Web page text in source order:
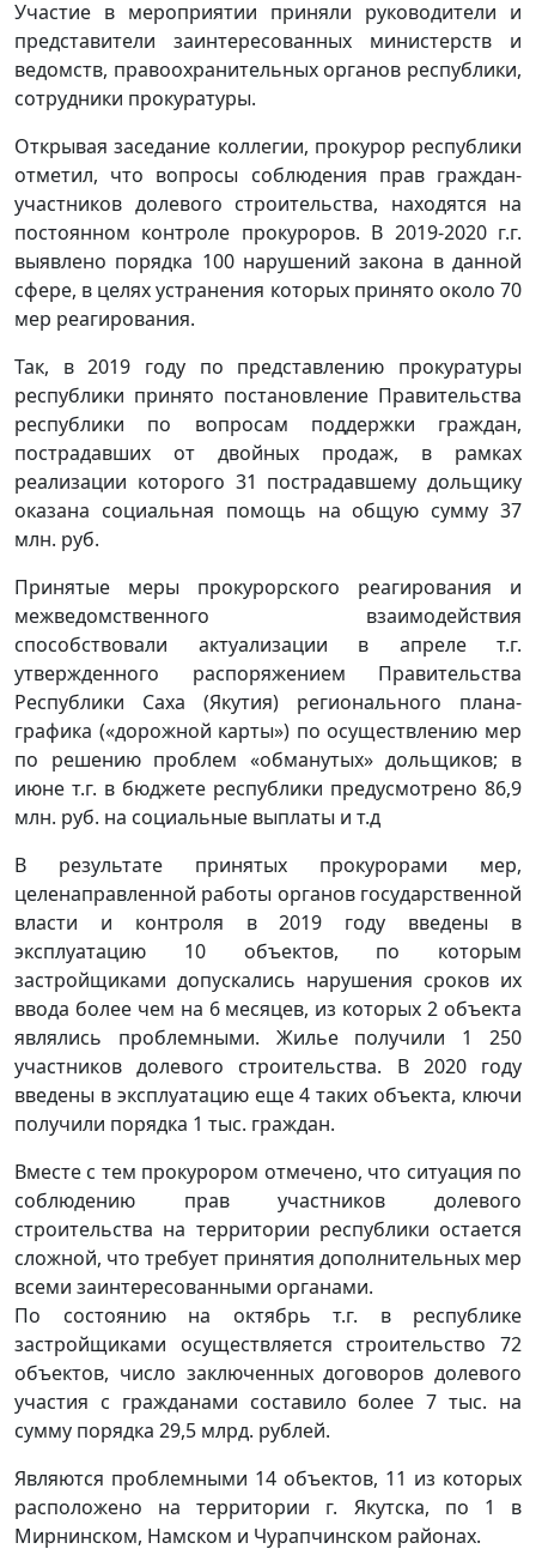
Участие в мероприятии приняли руководители и
представители заинтересованных министерств и
ведомств, правоохранительных органов республики,
сотрудники прокуратуры.
Открывая заседание коллегии, прокурор республики
отметил, что вопросы соблюдения прав граждан-
участников долевого строительства, находятся на
постоянном контроле прокуроров. В 2019-2020 г.г.
выявлено порядка 100 нарушений закона в данной
сфере, в целях устранения которых принято около 70
мер реагирования.
Так, в 2019 году по представлению прокуратуры
республики принято постановление Правительства
республики по вопросам поддержки граждан,
пострадавших от двойных продаж, в рамках
реализации которого 31 пострадавшему дольщику
оказана социальная помощь на общую сумму 37
млн. руб.
Принятые меры прокурорского реагирования и
межведомственного взаимодействия
способствовали актуализации в апреле т.г.
утвержденного распоряжением Правительства
Республики Саха (Якутия) регионального плана-
графика («дорожной карты») по осуществлению мер
по решению проблем «обманутых» дольщиков; в
июне т.г. в бюджете республики предусмотрено 86,9
млн. руб. на социальные выплаты и т.д
В результате принятых прокурорами мер,
целенаправленной работы органов государственной
власти и контроля в 2019 году введены в
эксплуатацию 10 объектов, по которым
застройщиками допускались нарушения сроков их
ввода более чем на 6 месяцев, из которых 2 объекта
являлись проблемными. Жилье получили 1 250
участников долевого строительства. В 2020 году
введены в эксплуатацию еще 4 таких объекта, ключи
получили порядка 1 тыс. граждан.
Вместе с тем прокурором отмечено, что ситуация по
соблюдению прав участников долевого
строительства на территории республики остается
сложной, что требует принятия дополнительных мер
всеми заинтересованными органами.
По состоянию на октябрь т.г. в республике
застройщиками осуществляется строительство 72
объектов, число заключенных договоров долевого
участия с гражданами составило более 7 тыс. на
сумму порядка 29,5 млрд. рублей.
Являются проблемными 14 объектов, 11 из которых
расположено на территории г. Якутска, по 1 в
Мирнинском, Намском и Чурапчинском районах.